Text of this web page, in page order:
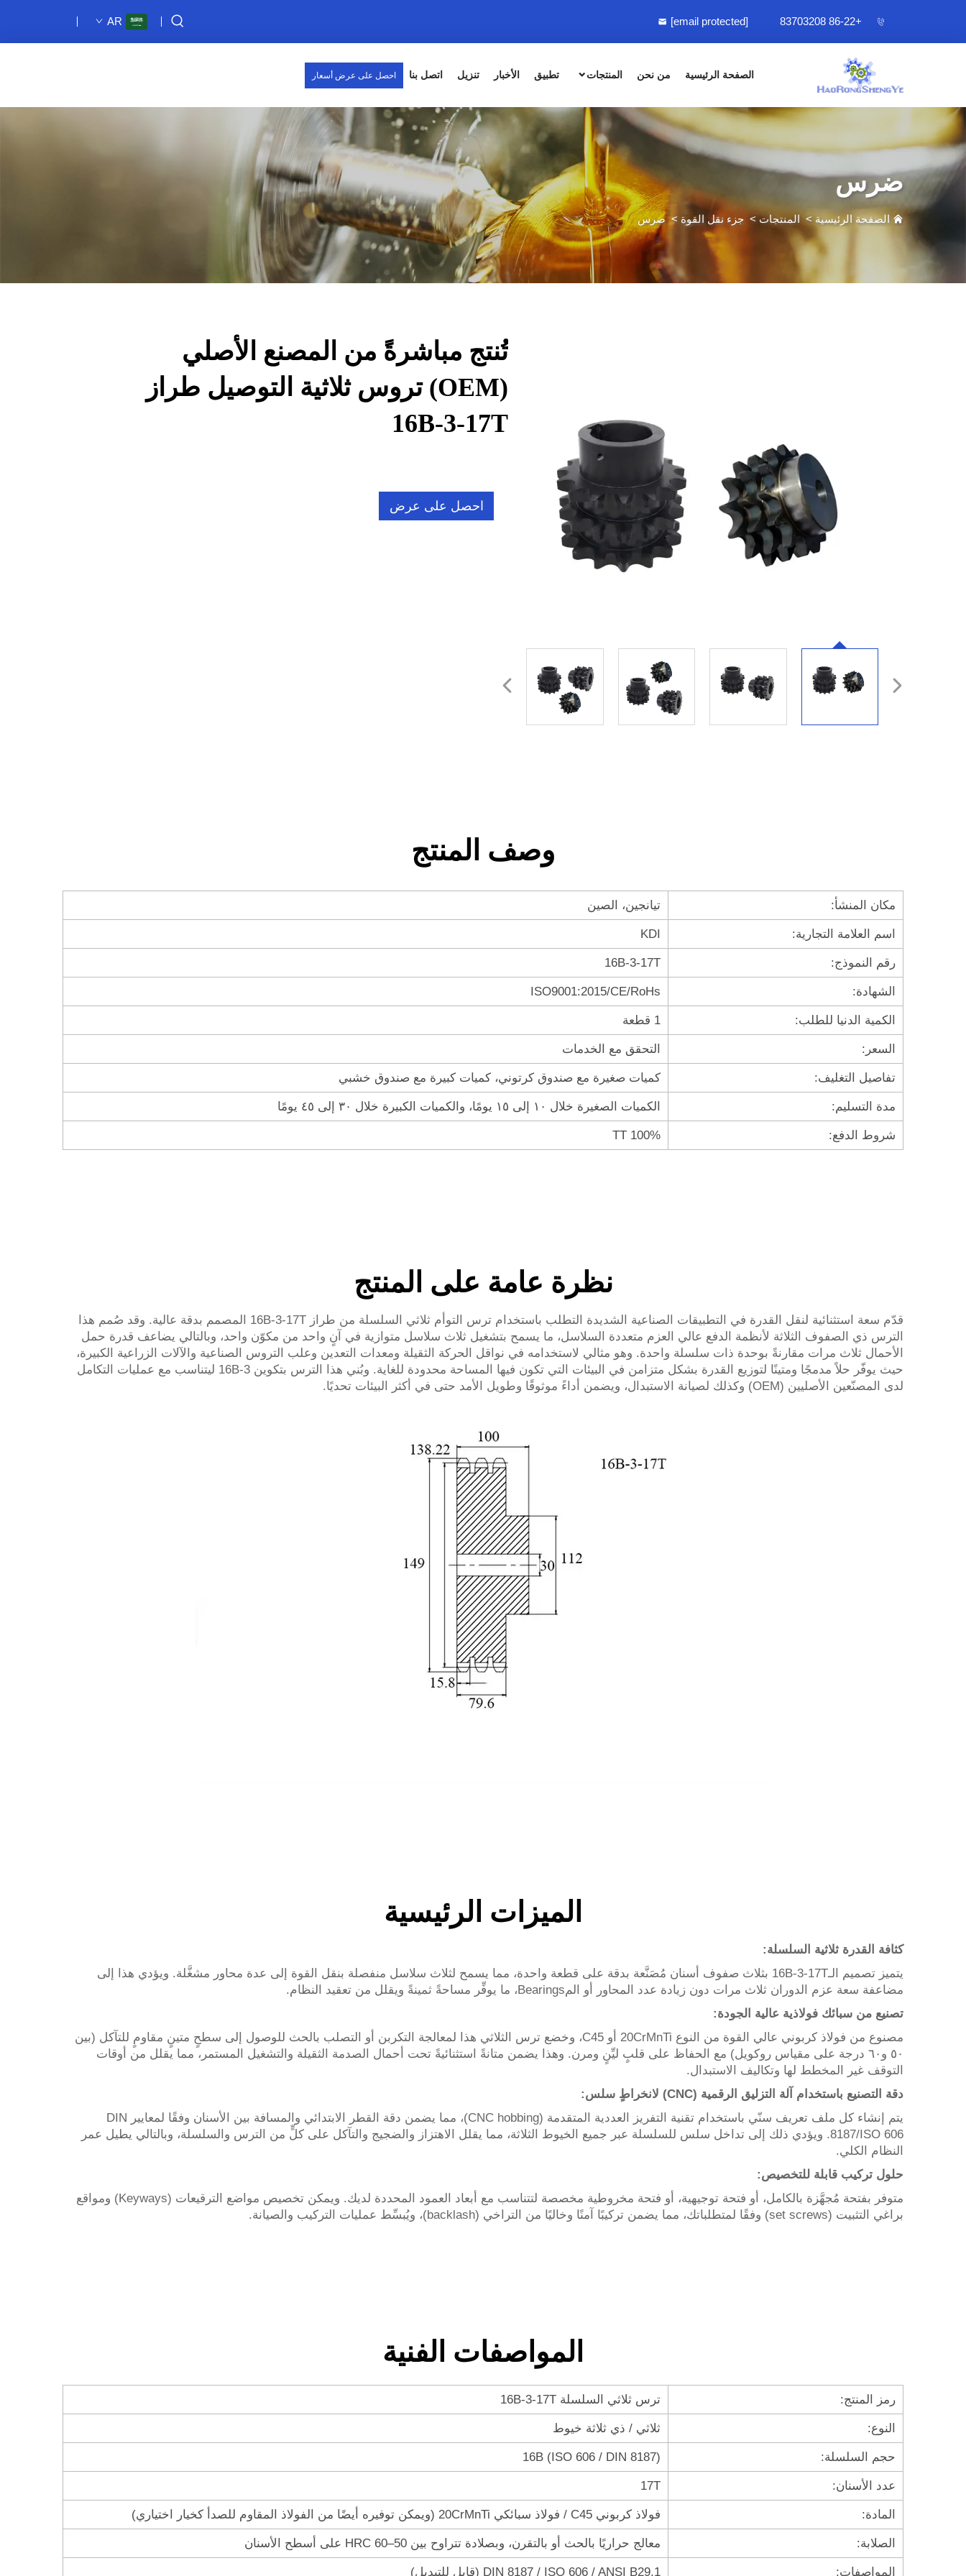
+86-22 83703208
[email protected]
AR
الصفحة الرئيسية من نحن المنتجات تطبيق الأخبار تنزيل اتصل بنا احصل على عرض أسعار
ضرس
الصفحة الرئيسية >المنتجات> جزء نقل القوة >ضرس
تُنتج مباشرةً من المصنع الأصلي
(OEM) تروس ثلاثية التوصيل طراز
16B-3-17T
احصل على عرض
وصف المنتج
مكان المنشأ: تيانجين، الصين
اسم العلامة التجارية: KDI
رقم النموذج: 16B-3-17T
الشهادة: ISO9001:2015/CE/RoHs
الكمية الدنيا للطلب: 1 قطعة
السعر: التحقق مع الخدمات
تفاصيل التغليف: كميات صغيرة مع صندوق كرتوني، كميات كبيرة مع صندوق خشبي
مدة التسليم: الكميات الصغيرة خلال ١٠ إلى ١٥ يومًا، والكميات الكبيرة خلال ٣٠ إلى ٤٥ يومًا
شروط الدفع: 100% TT
نظرة عامة على المنتج
قدّم سعة استثنائية لنقل القدرة في التطبيقات الصناعية الشديدة التطلب باستخدام ترس التوأم ثلاثي السلسلة من طراز 16B-3-17T المصمم بدقة عالية. وقد صُمم هذا
الترس ذي الصفوف الثلاثة لأنظمة الدفع عالي العزم متعددة السلاسل، ما يسمح بتشغيل ثلاث سلاسل متوازية في آنٍ واحد من مكوّن واحد، وبالتالي يضاعف قدرة حمل
الأحمال ثلاث مرات مقارنةً بوحدة ذات سلسلة واحدة. وهو مثالي لاستخدامه في نواقل الحركة الثقيلة ومعدات التعدين وعلب التروس الصناعية والآلات الزراعية الكبيرة،
حيث يوفّر حلاً مدمجًا ومتينًا لتوزيع القدرة بشكل متزامن في البيئات التي تكون فيها المساحة محدودة للغاية. وبُني هذا الترس بتكوين 16B-3 ليتناسب مع عمليات التكامل
لدى المصنّعين الأصليين (OEM) وكذلك لصيانة الاستبدال، ويضمن أداءً موثوقًا وطويل الأمد حتى في أكثر البيئات تحديًا.
الميزات الرئيسية
كثافة القدرة ثلاثية السلسلة:
يتميز تصميم الـ16B-3-17T بثلاث صفوف أسنان مُصَنَّعة بدقة على قطعة واحدة، مما يسمح لثلاث سلاسل منفصلة بنقل القوة إلى عدة محاور مشغَّلة. ويؤدي هذا إلى
مضاعفة سعة عزم الدوران ثلاث مرات دون زيادة عدد المحاور أو المBearings، ما يوفِّر مساحةً ثمينةً ويقلل من تعقيد النظام.
تصنيع من سبائك فولاذية عالية الجودة:
مصنوع من فولاذ كربوني عالي القوة من النوع 20CrMnTi أو C45، وخضع ترس الثلاثي هذا لمعالجة التكربن أو التصلب بالحث للوصول إلى سطحٍ متينٍ مقاومٍ للتآكل (بين
٥٠ و٦٠ درجة على مقياس روكويل) مع الحفاظ على قلبٍ ليِّنٍ ومرن. وهذا يضمن متانةً استثنائيةً تحت أحمال الصدمة الثقيلة والتشغيل المستمر، مما يقلل من أوقات
التوقف غير المخطط لها وتكاليف الاستبدال.
دقة التصنيع باستخدام آلة التزليق الرقمية (CNC) لانخراطٍ سلس:
يتم إنشاء كل ملف تعريف سنّي باستخدام تقنية التفريز العددية المتقدمة (CNC hobbing)، مما يضمن دقة القطر الابتدائي والمسافة بين الأسنان وفقًا لمعايير DIN
8187/ISO 606. ويؤدي ذلك إلى تداخل سلس للسلسلة عبر جميع الخيوط الثلاثة، مما يقلل الاهتزاز والضجيج والتآكل على كلٍّ من الترس والسلسلة، وبالتالي يطيل عمر
النظام الكلي.
حلول تركيب قابلة للتخصيص:
متوفر بفتحة مُجهَّزة بالكامل، أو فتحة توجيهية، أو فتحة مخروطية مخصصة لتتناسب مع أبعاد العمود المحددة لديك. ويمكن تخصيص مواضع الترقيعات (Keyways) ومواقع
براغي التثبيت (set screws) وفقًا لمتطلباتك، مما يضمن تركيبًا آمنًا وخاليًا من التراخي (backlash)، ويُبسِّط عمليات التركيب والصيانة.
المواصفات الفنية
رمز المنتج: ترس ثلاثي السلسلة 16B-3-17T
النوع: ثلاثي / ذي ثلاثة خيوط
حجم السلسلة: 16B (ISO 606 / DIN 8187)
عدد الأسنان: 17T
المادة: فولاذ كربوني C45 / فولاذ سبائكي 20CrMnTi (ويمكن توفيره أيضًا من الفولاذ المقاوم للصدأ كخيار اختياري)
الصلابة: معالج حراريًا بالحث أو بالتقرن، وبصلادة تتراوح بين 50–60 HRC على أسطح الأسنان
المواصفات: DIN 8187 / ISO 606 / ANSI B29.1 (قابل للتبديل)